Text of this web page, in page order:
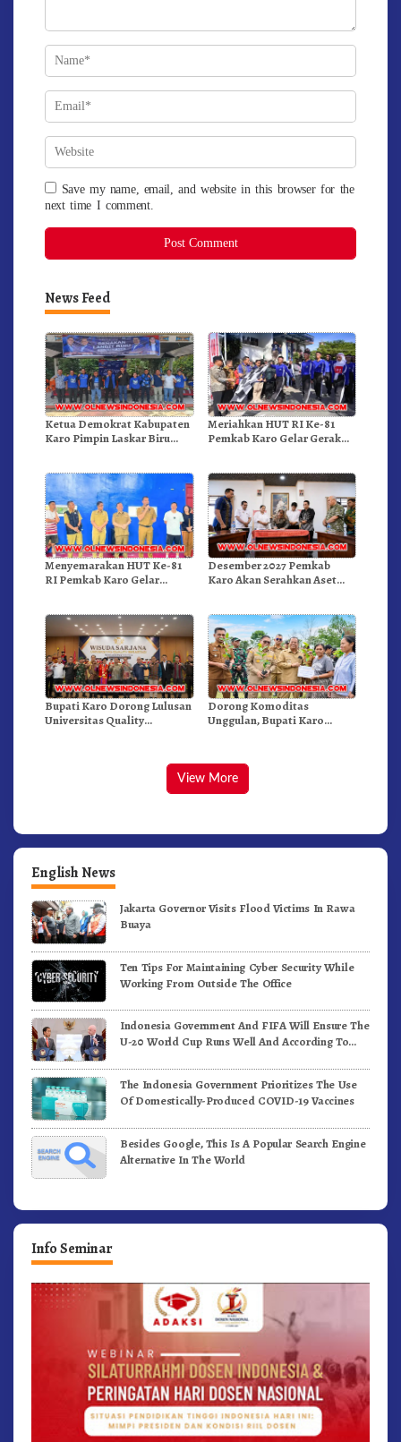
Save my name, email, and website in this browser for the
next time I comment.
News Feed
Ketua Demokrat Kabupaten
Karo Pimpin Laskar Biru
Meriahkan HUT RI Ke-81
Pemkab Karo Gelar Gerak
Menyemarakan HUT Ke-81
RI Pemkab Karo Gelar
Desember 2027 Pemkab
Karo Akan Serahkan Aset
Bupati Karo Dorong Lulusan
Universitas Quality
Dorong Komoditas
Unggulan, Bupati Karo
View More
English News
Jakarta Governor Visits Flood Victims In Rawa
Buaya
Ten Tips For Maintaining Cyber Security While
Working From Outside The Office
Indonesia Government And FIFA Will Ensure The
U-20 World Cup Runs Well And According To
The Indonesia Government Prioritizes The Use
Of Domestically-Produced COVID-19 Vaccines
Besides Google, This Is A Popular Search Engine
Alternative In The World
Info Seminar